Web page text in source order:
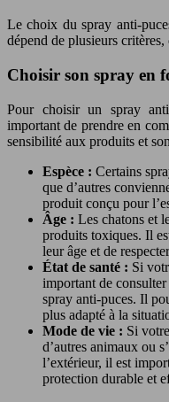
Le choix du spray anti-
dépend de plusieurs
Choisir son spray en
Pour choisir un spray
important de prendre en
sensibilité aux produits et
Espèce : Certains
que d’autres
produit conçu pour
Âge : Les chatons et
produits toxiques. Il
leur âge et de
État de santé : Si
important de
spray anti-puces. Il
plus adapté à la
Mode de vie : Si
d’autres animaux ou
l’extérieur, il est
protection durable et